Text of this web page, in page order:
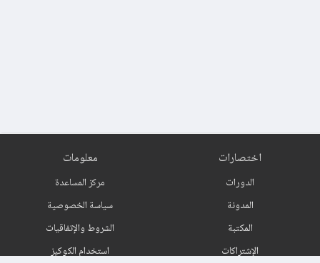
اختصارات
الدورات
المدونة
المكتبة
الإشتراكات
معلومات
مركز المساعدة
سياسة الخصوصية
الشروط والإتفاقيات
استخدام الكوكيز